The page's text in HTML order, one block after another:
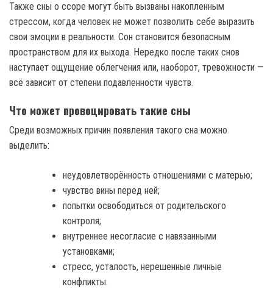
Также сны о ссоре могут быть вызваны накопленным
стрессом, когда человек не может позволить себе выразить
свои эмоции в реальности. Сон становится безопасным
пространством для их выхода. Нередко после таких снов
наступает ощущение облегчения или, наоборот, тревожности —
всё зависит от степени подавленности чувств.
Что может провоцировать такие сны
Среди возможных причин появления такого сна можно
выделить:
неудовлетворённость отношениями с матерью;
чувство вины перед ней;
попытки освободиться от родительского
контроля;
внутреннее несогласие с навязанными
установками;
стресс, усталость, нерешенные личные
конфликты.